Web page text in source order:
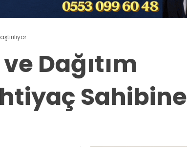
Dağıtım
Sahibine